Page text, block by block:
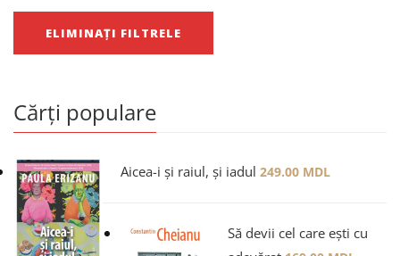
ELIMINAȚI FILTRELE
Cărți populare
Aicea-i și raiul, și iadul 249.00 MDL
Să devii cel care ești cu